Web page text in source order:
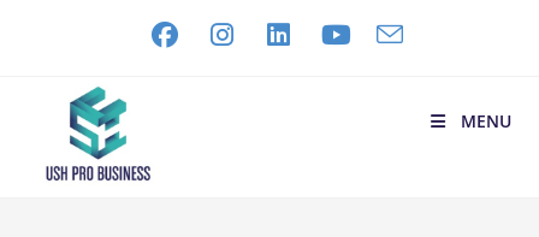
MENU